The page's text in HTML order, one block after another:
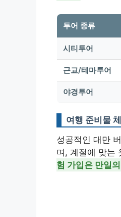
투어 종류
시티투어
근교/테마투어
야경투어
여행 준비물
성공적인 대만
며, 계절에 맞는
험 가입은 만일